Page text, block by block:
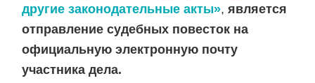
другие законодательные акты»,является
отправление судебных повесток на
официальную электронную почту
участника дела.